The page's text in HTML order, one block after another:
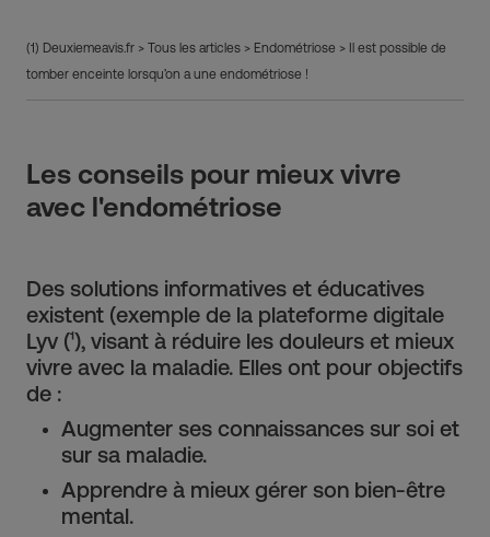
(1) Deuxiemeavis.fr > Tous les articles > Endométriose > Il est possible de
tomber enceinte lorsqu’on a une endométriose !
Les conseils pour mieux vivre
avec l'endométriose
Des solutions informatives et éducatives
existent (exemple de la plateforme digitale
Lyv (¹), visant à réduire les douleurs et mieux
vivre avec la maladie. Elles ont pour objectifs
de :
Augmenter ses connaissances sur soi et
sur sa maladie.
Apprendre à mieux gérer son bien-être
mental.